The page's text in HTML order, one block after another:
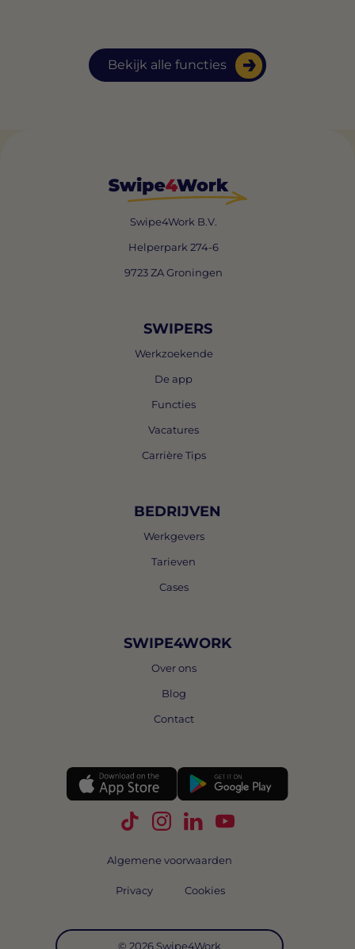
Bekijk alle functies
Swipe4Work B.V.
Helperpark 274-6
9723 ZA Groningen
SWIPERS
Werkzoekende
De app
Functies
Vacatures
Carrière Tips
BEDRIJVEN
Werkgevers
Tarieven
Cases
SWIPE4WORK
Over ons
Blog
Contact
Volg Swipe4Work op TikTok
Volg Swipe4Work op
Volg Swipe4Work op
Volg Swipe4Work
© 2026 Swipe4Work
Algemene voorwaarden
Privacy Cookies